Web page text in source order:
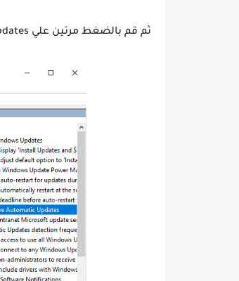
ثم قم بالضغط مرتين علي Configure Automatic Updates